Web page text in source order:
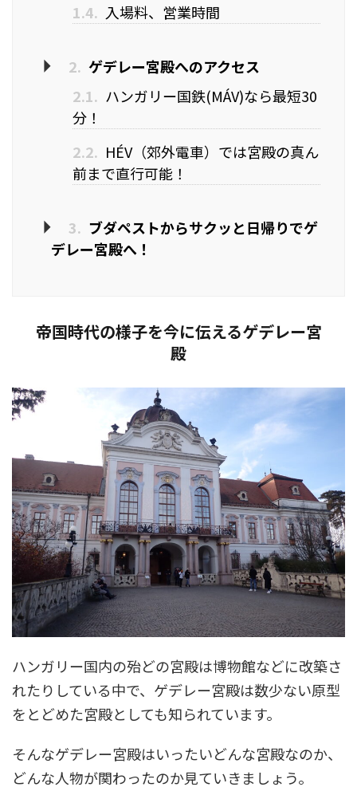
1.4. 入場料、営業時間
2. ゲデレー宮殿へのアクセス
2.1. ハンガリー国鉄(MÁV)なら最短30
分！
2.2. HÉV（郊外電車）では宮殿の真ん
前まで直行可能！
3. ブダペストからサクッと日帰りでゲ
デレー宮殿へ！
帝国時代の様子を今に伝えるゲデレー宮
殿
ハンガリー国内の殆どの宮殿は博物館などに改築さ
れたりしている中で、ゲデレー宮殿は数少ない原型
をとどめた宮殿としても知られています。
そんなゲデレー宮殿はいったいどんな宮殿なのか、
どんな人物が関わったのか見ていきましょう。